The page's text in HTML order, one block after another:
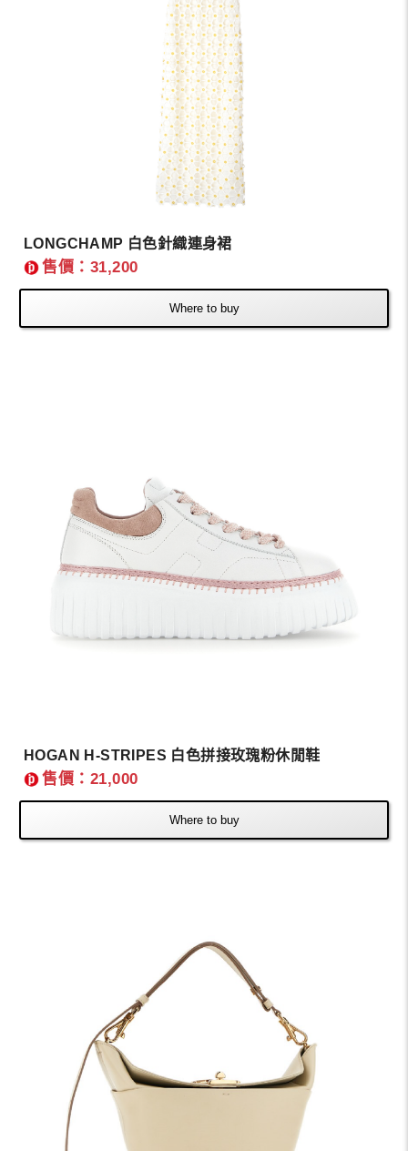
LONGCHAMP 白色針織連身裙
售價：31,200
Where to buy
HOGAN H-STRIPES 白色拼接玫瑰粉休閒鞋
售價：21,000
Where to buy